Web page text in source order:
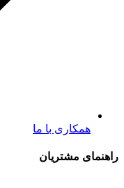
همکاری با ما
راهنمای مشتریان